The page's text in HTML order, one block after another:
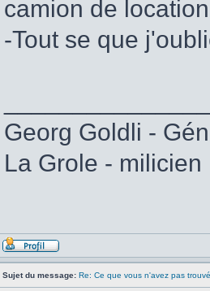
camion de
-Tout se que
Georg Goldli -
La Grole - milicien
Sujet du message: Re: Ce que vous n'avez pas